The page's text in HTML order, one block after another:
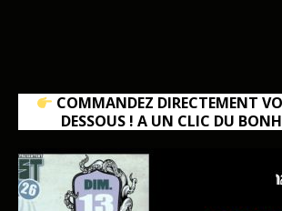
COMMANDEZ DIRECTEMENT
DESSOUS ! A UN CLIC DU